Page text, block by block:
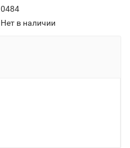
0484
Нет в наличии